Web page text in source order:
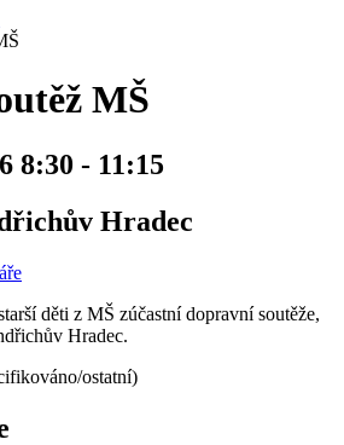
MŠ
8:30 - 11:15
Hradec
děti z MŠ zúčastní dopravní soutěže,
Hradec.
ostatní)